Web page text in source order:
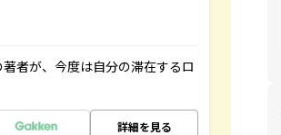
者が、今度は自分の滞在するロ
詳細を見る